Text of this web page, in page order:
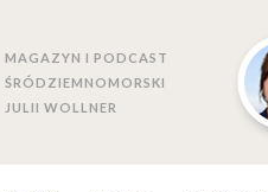
MAGAZYN I PODCAST
ŚRÓDZIEMNOMORSKI
JULII WOLLNER